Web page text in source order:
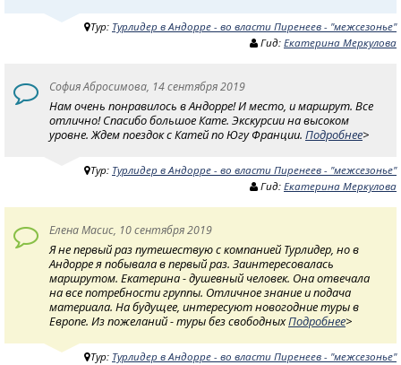
Тур: Турлидер в Андорре - во власти Пиренеев - "межсезонье"
Гид: Екатерина Меркулова
София Абросимова, 14 сентября 2019
Нам очень понравилось в Андорре! И место, и маршрут. Все
отлично! Спасибо большое Кате. Экскурсии на высоком
уровне. Ждем поездок с Катей по Югу Франции. Подробнее>
Тур: Турлидер в Андорре - во власти Пиренеев - "межсезонье"
Гид: Екатерина Меркулова
Елена Масис, 10 сентября 2019
Я не первый раз путешествую с компанией Турлидер, но в
Андорре я побывала в первый раз. Заинтересовалась
маршрутом. Екатерина - душевный человек. Она отвечала
на все потребности группы. Отличное знание и подача
материала. На будущее, интересуют новогодние туры в
Европе. Из пожеланий - туры без свободныхПодробнее>
Тур: Турлидер в Андорре - во власти Пиренеев - "межсезонье"